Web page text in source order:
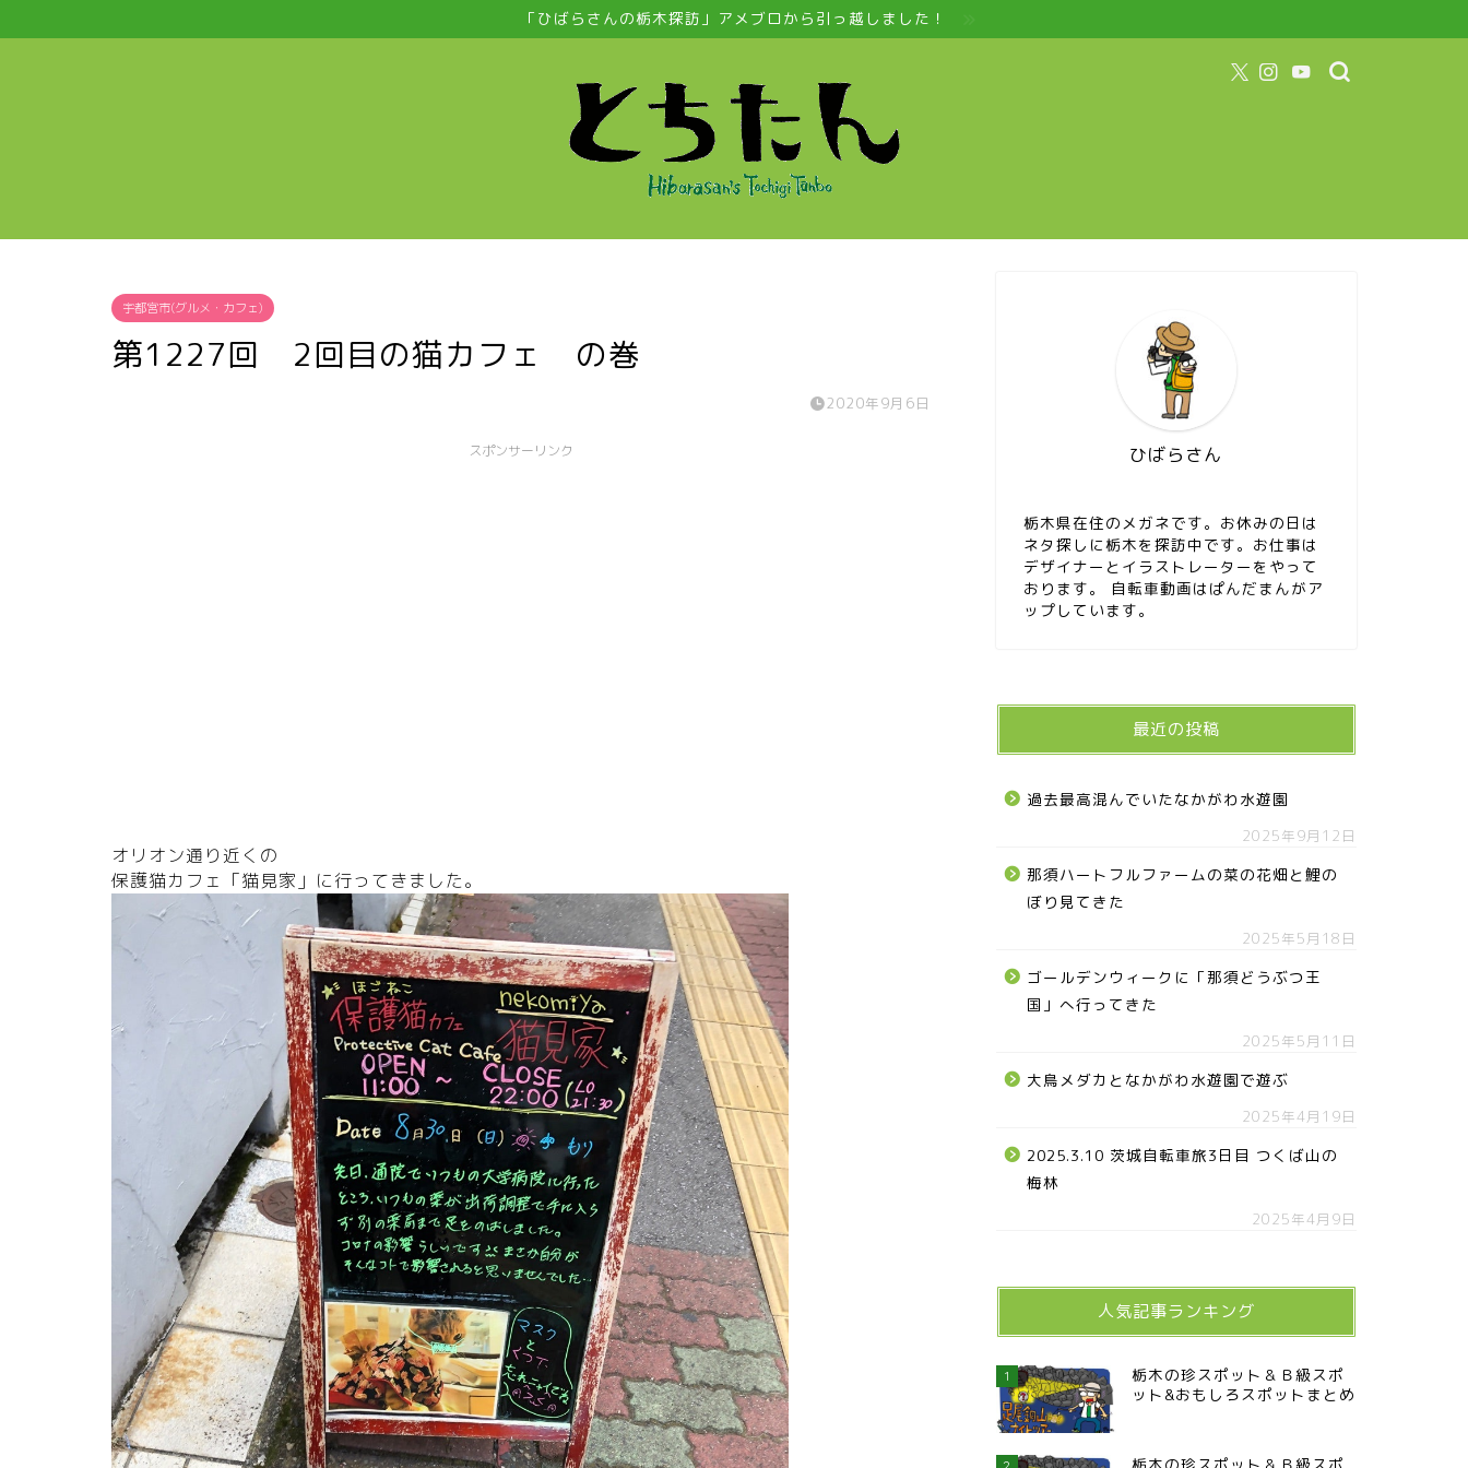
「ひばらさんの栃木探訪」アメブロから引っ越しました！
宇都宮市(グルメ・カフェ)
第1227回 2回目の猫カフェ の巻
2020年9月6日
スポンサーリンク
オリオン通り近くの
保護猫カフェ「猫見家」に行ってきました。
ひばらさん
栃木県在住のメガネです。お休みの日は
ネタ探しに栃木を探訪中です。お仕事は
デザイナーとイラストレーターをやって
おります。 自転車動画はぱんだまんがア
ップしています。
最近の投稿
過去最高混んでいたなかがわ水遊園
2025年9月12日
那須ハートフルファームの菜の花畑と鯉の
ぼり見てきた
2025年5月18日
ゴールデンウィークに「那須どうぶつ王
国」へ行ってきた
2025年5月11日
大鳥メダカとなかがわ水遊園で遊ぶ
2025年4月19日
2025.3.10 茨城自転車旅3日目 つくば山の
梅林
2025年4月9日
人気記事ランキング
1
栃木の珍スポット＆Ｂ級スポ
ット&おもしろスポットまとめ